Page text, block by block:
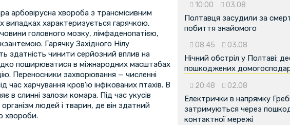
арбовірусна хвороба з трансмісивним
випадках характеризується гарячкою,
головного мозку, лімфаденопатією,
Гарячку Західного Нілу
здатність чинити серйозний вплив на
поширюватися в міжнародних масштабах
Переносники захворювання — численні
час харчування кров'ю інфікованих птахів. В
в слинні залози комара. Під час укусів
людей і тварин, де він здатний
хвороби.
10:00 03.08
Полтавця засудили за
побиття знайомого
08:45 03.08
Нічний обстріл у Полтаві:
пошкоджених
20:48 02.08
Електрички в напрямку
затримуються через
контактної мережі